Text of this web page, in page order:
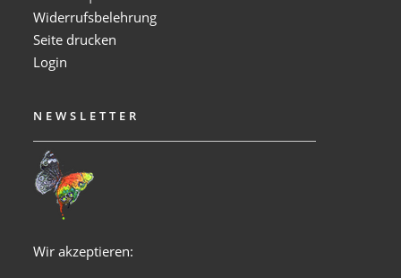
Widerrufsbelehrung
Seite drucken
Login
NEWSLETTER
Wir akzeptieren: